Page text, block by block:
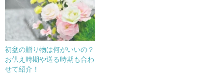
初盆の贈り物は何がいいの？
お供え時期や送る時期も合わ
せて紹介！